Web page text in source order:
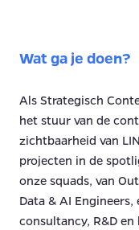
Wat ga je doen?
Als Strategisch
het stuur van de
zichtbaarheid van
projecten in de
onze squads, van
Data & AI
consultancy, R&D